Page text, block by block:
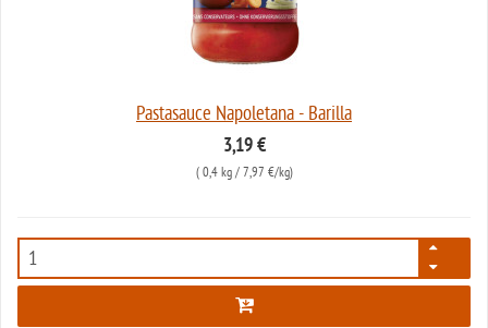
Pastasauce Napoletana - Barilla
3,19 €
( 0,4 kg/ 7,97 €/kg)
5249